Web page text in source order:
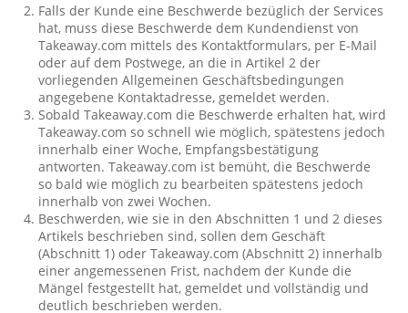
Falls der Kunde eine Beschwerde bezüglich der Services
hat, muss diese Beschwerde dem Kundendienst von
Takeaway.com mittels des Kontaktformulars, per E-Mail
oder auf dem Postwege, an die in Artikel 2 der
vorliegenden Allgemeinen Geschäftsbedingungen
angegebene Kontaktadresse, gemeldet werden.
Sobald Takeaway.com die Beschwerde erhalten hat, wird
Takeaway.com so schnell wie möglich, spätestens jedoch
innerhalb einer Woche, Empfangsbestätigung
antworten. Takeaway.com ist bemüht, die Beschwerde
so bald wie möglich zu bearbeiten spätestens jedoch
innerhalb von zwei Wochen.
Beschwerden, wie sie in den Abschnitten 1 und 2 dieses
Artikels beschrieben sind, sollen dem Geschäft
(Abschnitt 1) oder Takeaway.com (Abschnitt 2) innerhalb
einer angemessenen Frist, nachdem der Kunde die
Mängel festgestellt hat, gemeldet und vollständig und
deutlich beschrieben werden.